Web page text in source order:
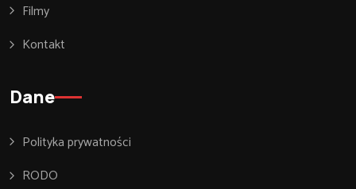
Filmy
Kontakt
Dane
Polityka prywatności
RODO